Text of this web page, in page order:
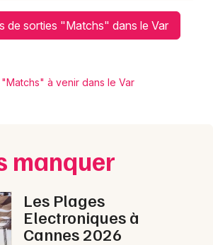
Afficher plus de sorties "Matchs" dans le Var
à venir dans le Var
manquer
Les Plages
Electroniques à
Cannes 2026